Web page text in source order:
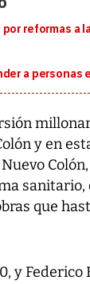
reformas a
a personas
y en
que
y